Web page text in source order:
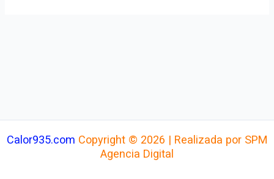
Calor935.com Copyright © 2026 | Realizada por SPM
Agencia Digital